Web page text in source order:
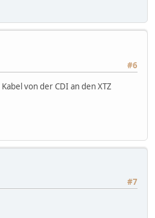
#6
von der CDI an den XTZ
#7